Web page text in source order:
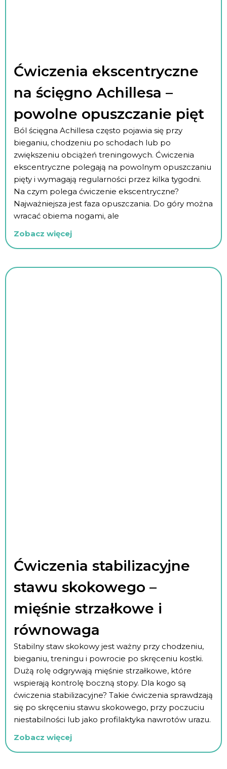
Ćwiczenia ekscentryczne
na ścięgno Achillesa –
powolne opuszczanie pięt
Ból ścięgna Achillesa często pojawia się przy
bieganiu, chodzeniu po schodach lub po
zwiększeniu obciążeń treningowych. Ćwiczenia
ekscentryczne polegają na powolnym opuszczaniu
pięty i wymagają regularności przez kilka tygodni.
Na czym polega ćwiczenie ekscentryczne?
Najważniejsza jest faza opuszczania. Do góry można
wracać obiema nogami, ale
Zobacz więcej
Ćwiczenia stabilizacyjne
stawu skokowego –
mięśnie strzałkowe i
równowaga
Stabilny staw skokowy jest ważny przy chodzeniu,
bieganiu, treningu i powrocie po skręceniu kostki.
Dużą rolę odgrywają mięśnie strzałkowe, które
wspierają kontrolę boczną stopy. Dla kogo są
ćwiczenia stabilizacyjne? Takie ćwiczenia sprawdzają
się po skręceniu stawu skokowego, przy poczuciu
niestabilności lub jako profilaktyka nawrotów urazu.
Zobacz więcej